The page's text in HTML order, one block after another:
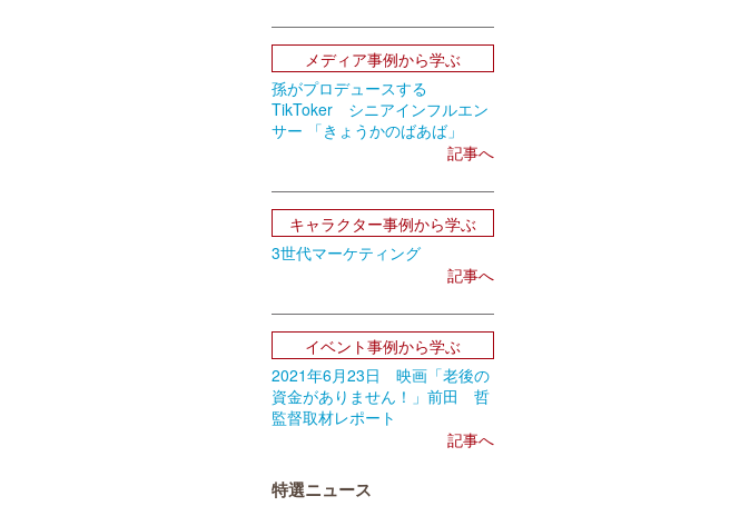
メディア事例から学ぶ
孫がプロデュースする
TikToker シニアインフルエン
サー 「きょうかのばあば」
記事へ
キャラクター事例から学ぶ
3世代マーケティング
記事へ
イベント事例から学ぶ
2021年6月23日 映画「老後の
資金がありません！」前田 哲
監督取材レポート
記事へ
特選ニュース